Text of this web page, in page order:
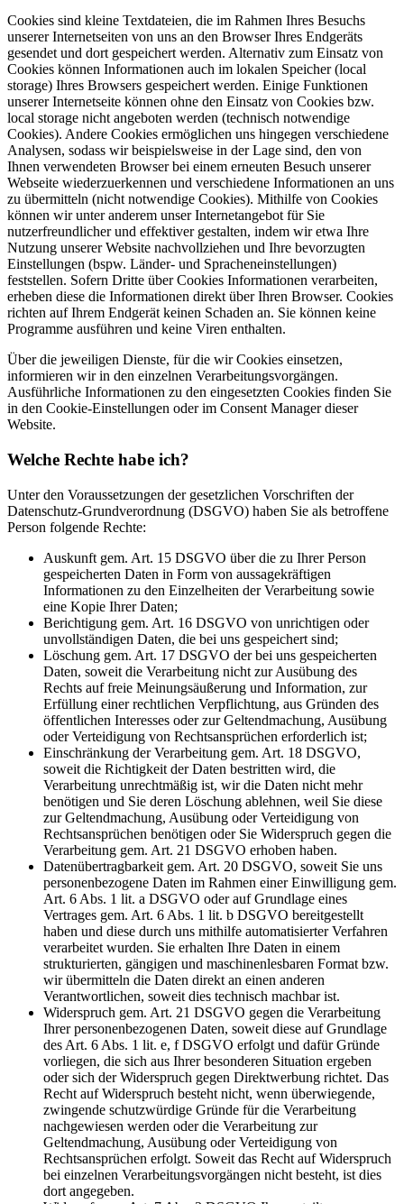
Cookies sind kleine Textdateien, die im Rahmen Ihres Besuchs
unserer Internetseiten von uns an den Browser Ihres Endgeräts
gesendet und dort gespeichert werden. Alternativ zum Einsatz von
Cookies können Informationen auch im lokalen Speicher (local
storage) Ihres Browsers gespeichert werden. Einige Funktionen
unserer Internetseite können ohne den Einsatz von Cookies bzw.
local storage nicht angeboten werden (technisch notwendige
Cookies). Andere Cookies ermöglichen uns hingegen verschiedene
Analysen, sodass wir beispielsweise in der Lage sind, den von
Ihnen verwendeten Browser bei einem erneuten Besuch unserer
Webseite wiederzuerkennen und verschiedene Informationen an uns
zu übermitteln (nicht notwendige Cookies). Mithilfe von Cookies
können wir unter anderem unser Internetangebot für Sie
nutzerfreundlicher und effektiver gestalten, indem wir etwa Ihre
Nutzung unserer Website nachvollziehen und Ihre bevorzugten
Einstellungen (bspw. Länder- und Spracheneinstellungen)
feststellen. Sofern Dritte über Cookies Informationen verarbeiten,
erheben diese die Informationen direkt über Ihren Browser. Cookies
richten auf Ihrem Endgerät keinen Schaden an. Sie können keine
Programme ausführen und keine Viren enthalten.
Über die jeweiligen Dienste, für die wir Cookies einsetzen,
informieren wir in den einzelnen Verarbeitungsvorgängen.
Ausführliche Informationen zu den eingesetzten Cookies finden Sie
in den Cookie-Einstellungen oder im Consent Manager dieser
Website.
Welche Rechte habe ich?
Unter den Voraussetzungen der gesetzlichen Vorschriften der
Datenschutz-Grundverordnung (DSGVO) haben Sie als betroffene
Person folgende Rechte:
Auskunft gem. Art. 15 DSGVO über die zu Ihrer Person
gespeicherten Daten in Form von aussagekräftigen
Informationen zu den Einzelheiten der Verarbeitung sowie
eine Kopie Ihrer Daten;
Berichtigung gem. Art. 16 DSGVO von unrichtigen oder
unvollständigen Daten, die bei uns gespeichert sind;
Löschung gem. Art. 17 DSGVO der bei uns gespeicherten
Daten, soweit die Verarbeitung nicht zur Ausübung des
Rechts auf freie Meinungsäußerung und Information, zur
Erfüllung einer rechtlichen Verpflichtung, aus Gründen des
öffentlichen Interesses oder zur Geltendmachung, Ausübung
oder Verteidigung von Rechtsansprüchen erforderlich ist;
Einschränkung der Verarbeitung gem. Art. 18 DSGVO,
soweit die Richtigkeit der Daten bestritten wird, die
Verarbeitung unrechtmäßig ist, wir die Daten nicht mehr
benötigen und Sie deren Löschung ablehnen, weil Sie diese
zur Geltendmachung, Ausübung oder Verteidigung von
Rechtsansprüchen benötigen oder Sie Widerspruch gegen die
Verarbeitung gem. Art. 21 DSGVO erhoben haben.
Datenübertragbarkeit gem. Art. 20 DSGVO, soweit Sie uns
personenbezogene Daten im Rahmen einer Einwilligung gem.
Art. 6 Abs. 1 lit. a DSGVO oder auf Grundlage eines
Vertrages gem. Art. 6 Abs. 1 lit. b DSGVO bereitgestellt
haben und diese durch uns mithilfe automatisierter Verfahren
verarbeitet wurden. Sie erhalten Ihre Daten in einem
strukturierten, gängigen und maschinenlesbaren Format bzw.
wir übermitteln die Daten direkt an einen anderen
Verantwortlichen, soweit dies technisch machbar ist.
Widerspruch gem. Art. 21 DSGVO gegen die Verarbeitung
Ihrer personenbezogenen Daten, soweit diese auf Grundlage
des Art. 6 Abs. 1 lit. e, f DSGVO erfolgt und dafür Gründe
vorliegen, die sich aus Ihrer besonderen Situation ergeben
oder sich der Widerspruch gegen Direktwerbung richtet. Das
Recht auf Widerspruch besteht nicht, wenn überwiegende,
zwingende schutzwürdige Gründe für die Verarbeitung
nachgewiesen werden oder die Verarbeitung zur
Geltendmachung, Ausübung oder Verteidigung von
Rechtsansprüchen erfolgt. Soweit das Recht auf Widerspruch
bei einzelnen Verarbeitungsvorgängen nicht besteht, ist dies
dort angegeben.